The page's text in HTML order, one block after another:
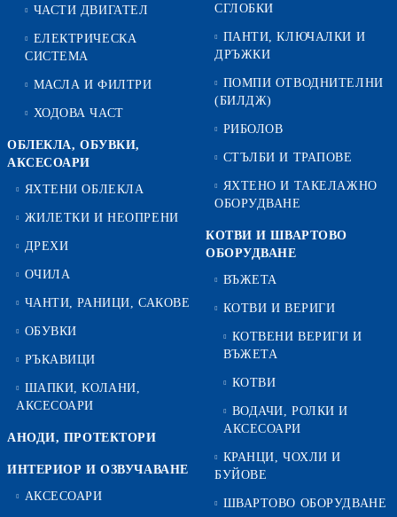
ЧАСТИ ДВИГАТЕЛ
ЕЛЕКТРИЧЕСКА
СИСТЕМА
МАСЛА И ФИЛТРИ
ХОДОВА ЧАСТ
ОБЛЕКЛА, ОБУВКИ,
АКСЕСОАРИ
ЯХТЕНИ ОБЛЕКЛА
ЖИЛЕТКИ И НЕОПРЕНИ
ДРЕХИ
ОЧИЛА
ЧАНТИ, РАНИЦИ, САКОВЕ
ОБУВКИ
РЪКАВИЦИ
ШАПКИ, КОЛАНИ,
АКСЕСОАРИ
АНОДИ, ПРОТЕКТОРИ
ИНТЕРИОР И ОЗВУЧАВАНЕ
АКСЕСОАРИ
СГЛОБКИ
ПАНТИ, КЛЮЧАЛКИ И
ДРЪЖКИ
ПОМПИ ОТВОДНИТЕЛНИ
(БИЛДЖ)
РИБОЛОВ
СТЪЛБИ И ТРАПОВЕ
ЯХТЕНО И ТАКЕЛАЖНО
ОБОРУДВАНЕ
КОТВИ И ШВАРТОВО
ОБОРУДВАНЕ
ВЪЖЕТА
КОТВИ И ВЕРИГИ
КОТВЕНИ ВЕРИГИ И
ВЪЖЕТА
КОТВИ
ВОДАЧИ, РОЛКИ И
АКСЕСОАРИ
КРАНЦИ, ЧОХЛИ И
БУЙОВЕ
ШВАРТОВО ОБОРУДВАНЕ